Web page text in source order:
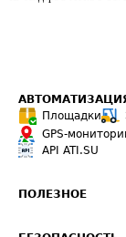
Площадки
GPS-
API ATI.SU
ПОЛЕЗНОЕ